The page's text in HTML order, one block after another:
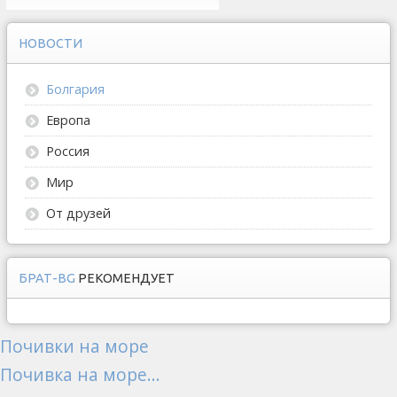
НОВОСТИ
Болгария
Европа
Россия
Мир
От друзей
БРАТ-BG РЕКОМЕНДУЕТ
Почивки на море
Почивка на море...